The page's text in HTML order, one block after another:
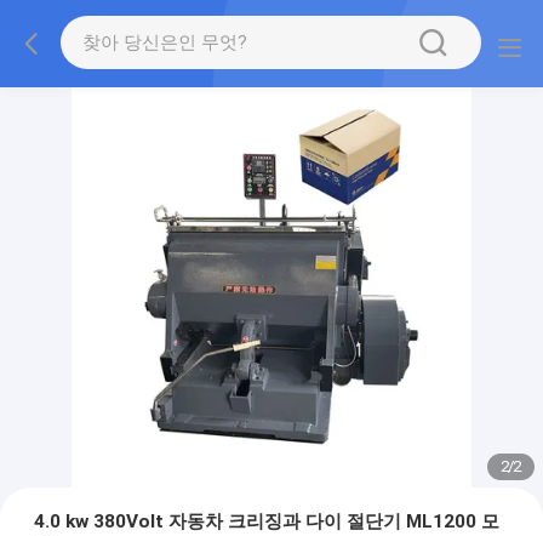
2/2
4.0 kw 380Volt 자동차 크리징과 다이 절단기 ML1200 모